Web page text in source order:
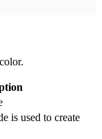
is used to create